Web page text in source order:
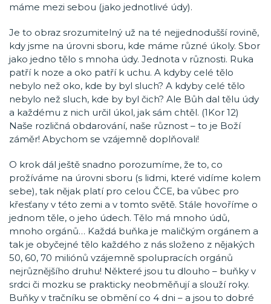
máme mezi sebou (jako jednotlivé údy).
Je to obraz srozumitelný už na té nejjednodušší rovině,
kdy jsme na úrovni sboru, kde máme různé úkoly. Sbor
jako jedno tělo s mnoha údy. Jednota v různosti. Ruka
patří k noze a oko patří k uchu. A kdyby celé tělo
nebylo než oko, kde by byl sluch? A kdyby celé tělo
nebylo než sluch, kde by byl čich? Ale Bůh dal tělu údy
a každému z nich určil úkol, jak sám chtěl. (1Kor 12)
Naše rozličná obdarování, naše různost – to je Boží
záměr! Abychom se vzájemně doplňovali!
O krok dál ještě snadno porozumíme, že to, co
prožíváme na úrovni sboru (s lidmi, které vidíme kolem
sebe), tak nějak platí pro celou ČCE, ba vůbec pro
křesťany v této zemi a v tomto světě. Stále hovoříme o
jednom těle, o jeho údech. Tělo má mnoho údů,
mnoho orgánů… Každá buňka je maličkým orgánem a
tak je obyčejné tělo každého z nás složeno z nějakých
50, 60, 70 miliónů vzájemně spolupracích orgánů
nejrůznějšího druhu! Některé jsou tu dlouho – buňky v
srdci či mozku se prakticky neobměňují a slouží roky.
Buňky v tračníku se obmění co 4 dni – a jsou to dobré